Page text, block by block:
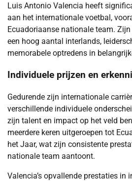
Luis Antonio Valencia heeft
aan het internationale voetbal,
Ecuadoriaanse nationale team.
een hoog aantal interlands,
memorabele optredens in
Individuele prijzen en
Gedurende zijn internationale
verschillende individuele
zijn talent en impact op het veld
meerdere keren uitgeroepen tot
het Jaar, wat zijn consistente
nationale team aantoont.
Valencia’s opvallende prestaties in